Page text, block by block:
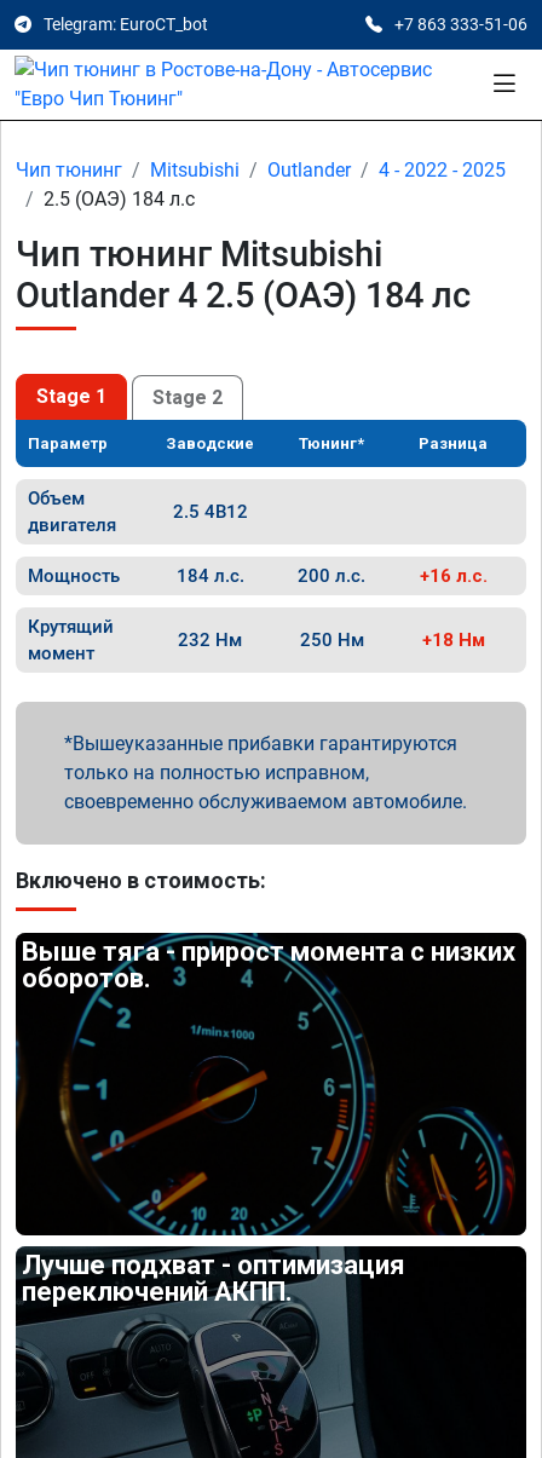
Telegram: EuroCT_bot +7 863 333-51-06
Чип тюнинг Mitsubishi Outlander
4 - 2022 - 2025
2.5 (ОАЭ) 184 л.с
Чип тюнинг Mitsubishi
Outlander 4 2.5 (ОАЭ) 184 лс
Stage 1 Stage 2
Параметр Заводские Тюнинг* Разница
Объем
двигателя
2.5 4B12
Мощность 184 л.с. 200 л.с. +16 л.с.
Крутящий
момент
232 Нм 250 Нм +18 Нм
Вышеуказанные прибавки гарантируются
только на полностью исправном,
своевременно обслуживаемом автомобиле.
Включено в стоимость:
Выше тяга - прирост момента с низких
оборотов.
Лучше подхват - оптимизация
переключений АКПП.